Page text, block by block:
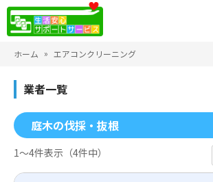
ホーム エアコンクリーニング
業者一覧
庭木の伐採・抜根
1〜4件表示（4件中）